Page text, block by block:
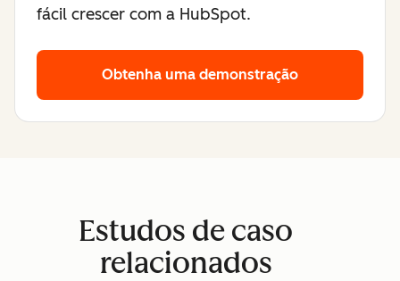
fácil crescer com a HubSpot.
Obtenha uma demonstração
Estudos de caso
relacionados